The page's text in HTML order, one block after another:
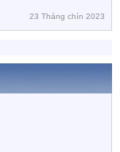
23 Tháng chín 2023